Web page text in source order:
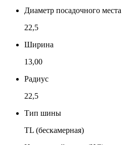
Диаметр посадочного места
22,5
Ширина
13,00
Радиус
22,5
Тип шины
TL (бескамерная)